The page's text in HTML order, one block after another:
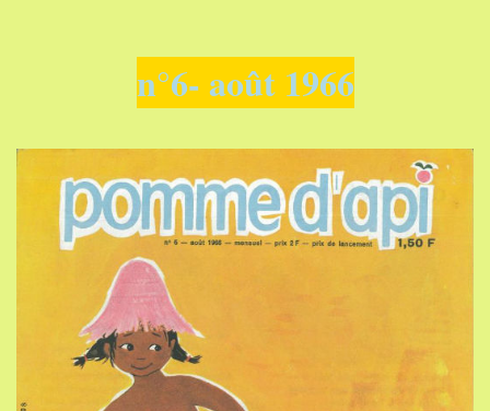
n°6- août 1966